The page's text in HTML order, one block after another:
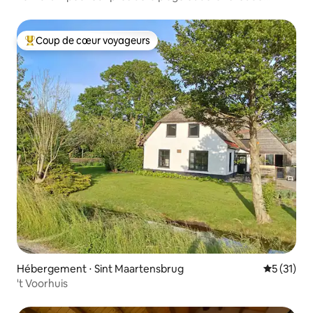
Coups de cœur voyageurs les plus appréciés
Coup de cœur voyageurs
Hébergement ⋅ Sint Maartensbrug
5 (31)
't Voorhuis